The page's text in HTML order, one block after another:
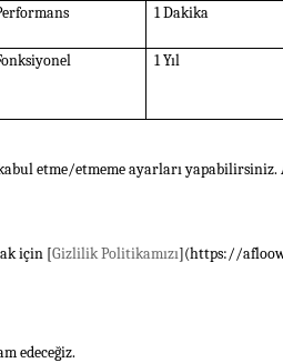
1 Dakika
1 Yıl
etme/etmeme ayarları
için [Gizlilik Politikamızı](https://
edeceğiz.